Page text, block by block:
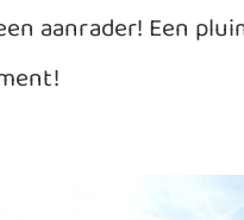
aanrader! Een